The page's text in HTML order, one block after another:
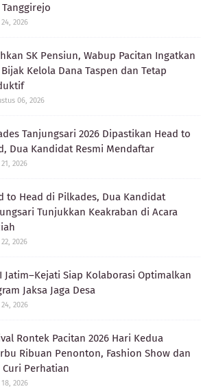
Tanggirejo
24, 2026
SK Pensiun, Wabup Pacitan Ingatkan
Bijak Kelola Dana Taspen dan Tetap
06, 2026
Tanjungsari 2026 Dipastikan Head to
Dua Kandidat Resmi Mendaftar
21, 2026
to Head di Pilkades, Dua Kandidat
Tunjukkan Keakraban di Acara
22, 2026
Jatim–Kejati Siap Kolaborasi Optimalkan
Jaksa Jaga Desa
24, 2026
Rontek Pacitan 2026 Hari Kedua
Ribuan Penonton, Fashion Show dan
Curi Perhatian
18, 2026